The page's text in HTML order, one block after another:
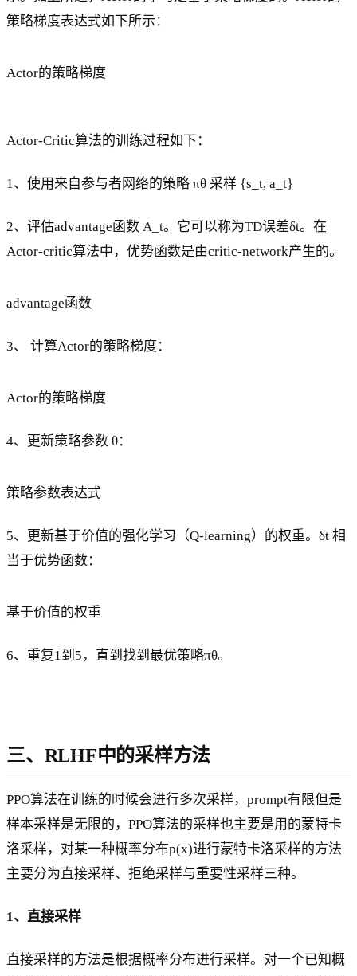
策略梯度表达式如下所示：
Actor的策略梯度
Actor-Critic算法的训练过程如下：
1、使用来自参与者网络的策略 πθ 采样 {s_t, a_t}
2、评估advantage函数 A_t。它可以称为TD误差δt。在
Actor-critic算法中，优势函数是由critic-network产生的。
advantage函数
3、 计算Actor的策略梯度：
Actor的策略梯度
4、更新策略参数 θ：
策略参数表达式
5、更新基于价值的强化学习（Q-learning）的权重。δt 相
当于优势函数：
基于价值的权重
6、重复1到5，直到找到最优策略πθ。
三、RLHF中的采样方法
PPO算法在训练的时候会进行多次采样，prompt有限但是
样本采样是无限的，PPO算法的采样也主要是用的蒙特卡
洛采样，对某一种概率分布p(x)进行蒙特卡洛采样的方法
主要分为直接采样、拒绝采样与重要性采样三种。
1、直接采样
直接采样的方法是根据概率分布进行采样。对一个已知概